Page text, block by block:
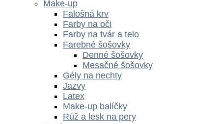
Make-up
Falošná krv
Farby na oči
Farby na tvár a telo
Farebné šošovky
Denné šošovky
Mesačné šošovky
Gély na nechty
Jazvy
Latex
Make-up balíčky
Rúž a lesk na pery